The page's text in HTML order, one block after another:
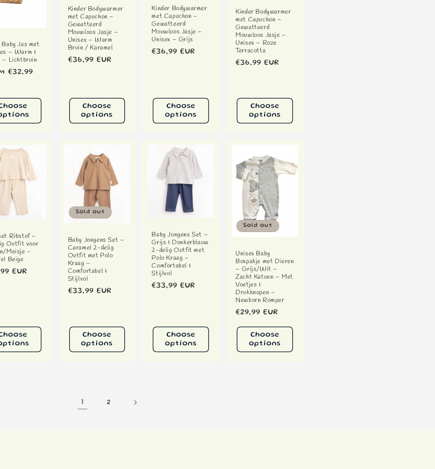
Baby Jas met
– Warm &
– Lichtbruin
€32,99
Kinder Bodywarmer
met Capuchon –
Gewatteerd
Mouwloos Jasje –
Unisex – Warm
Bruin / Karamel
Regular
€36,99 EUR
Choose
options
Kinder Bodywarmer
met Capuchon –
Gewatteerd
Mouwloos Jasje –
Unisex – Grijs
Regular
€36,99 EUR
Choose
options
Kinder Bodywarmer
met Capuchon –
Gewatteerd
Mouwloos Jasje –
Unisex – Roze
Terracotta
Regular
€36,99 EUR
Choose
options
Ribstof –
Outfit voor
Meisje –
Beige
EUR
Sold out
Baby Jongens Set –
Caramel 2-delig
Outfit met Polo
Kraag –
Comfortabel &
Stijlvol
Regular
€33,99 EUR
Choose
options
Baby Jongens Set –
Grijs & Donkerblauw
2-delig Outfit met
Polo Kraag –
Comfortabel &
Stijlvol
Regular
€33,99 EUR
Choose
options
Sold out
Unisex Baby
Boxpakje met Dieren
– Grijs/Wit –
Zacht Katoen – Met
Voetjes &
Drukknopen –
Newborn Romper
Regular
€29,99 EUR
Choose
options
1 2